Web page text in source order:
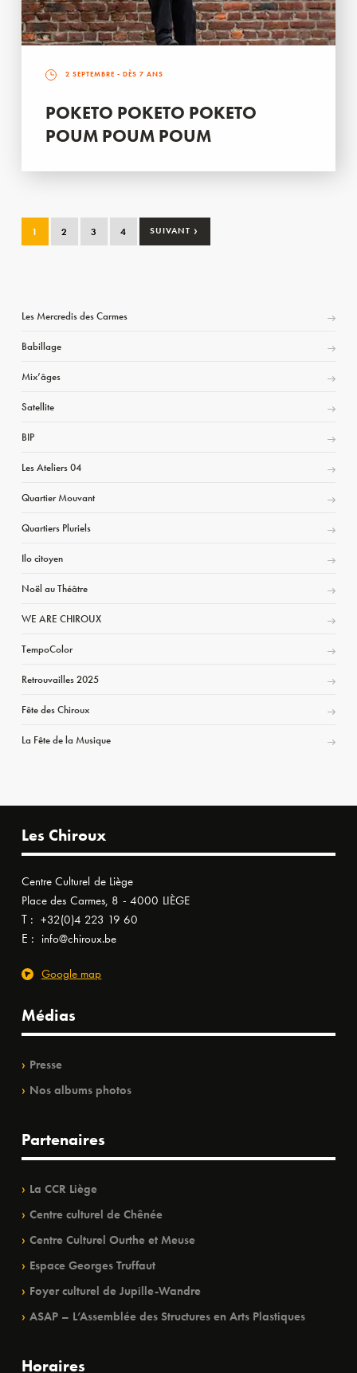
2 SEPTEMBRE - DÈS 7 ANS
POKETO POKETO POKETO
POUM POUM POUM
1 2 3 4 SUIVANT ›
Les Mercredis des Carmes
Babillage
Mix’âges
Satellite
BIP
Les Ateliers 04
Quartier Mouvant
Quartiers Pluriels
Ilo citoyen
Noël au Théâtre
WE ARE CHIROUX
TempoColor
Retrouvailles 2025
Fête des Chiroux
La Fête de la Musique
Les Chiroux
Centre Culturel de Liège
Place des Carmes, 8 - 4000 LIÈGE
T : +32(0)4 223 19 60
E : info@chiroux.be
Google map
Médias
Presse
Nos albums photos
Partenaires
La CCR Liège
Centre culturel de Chênée
Centre Culturel Ourthe et Meuse
Espace Georges Truffaut
Foyer culturel de Jupille-Wandre
ASAP – L’Assemblée des Structures en Arts Plastiques
Horaires